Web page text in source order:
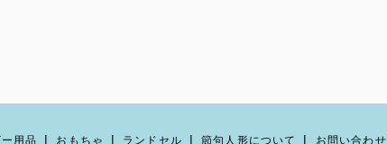
用品 おもちゃ ランドセル 節句人形について お問い合わせ